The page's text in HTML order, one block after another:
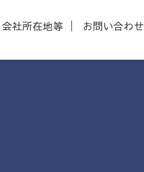
会社所在地等 お問い合わせ